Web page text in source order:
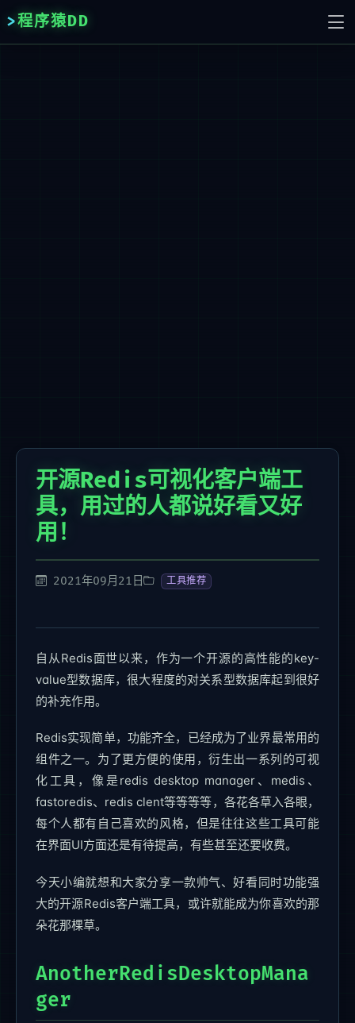
程序猿DD
开源Redis可视化客户端工
具，用过的人都说好看又好
用！
2021年09月21日 工具推荐
自从Redis面世以来，作为一个开源的高性能的key-
value型数据库，很大程度的对关系型数据库起到很好
的补充作用。
Redis实现简单，功能齐全，已经成为了业界最常用的
组件之一。为了更方便的使用，衍生出一系列的可视
化工具，像是redis desktop manager、medis、
fastoredis、redis clent等等等等，各花各草入各眼，
每个人都有自己喜欢的风格，但是往往这些工具可能
在界面UI方面还是有待提高，有些甚至还要收费。
今天小编就想和大家分享一款帅气、好看同时功能强
大的开源Redis客户端工具，或许就能成为你喜欢的那
朵花那棵草。
AnotherRedisDesktopMana
ger